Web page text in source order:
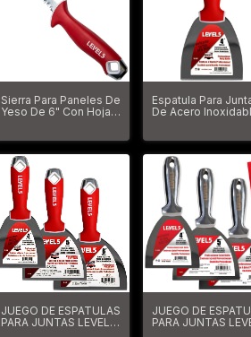
Sierra Para Paneles De
Yeso De 6" Con Hoja
Espatula Para
De Acero
JUEGO DE ESPATULAS
PARA JUNTAS LEVEL5
JUEGO DE
PARA JUNTAS